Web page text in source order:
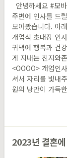
안녕하세요 #모
주변에 인사를 드
모아봤습니다. 아
개업식 초대장 인
귀댁에 행복과 건
게 지내는 친지와
<OOOO> 개업인
셔서 자리를 빛내
원의 낭만이 가득
2023년 결혼